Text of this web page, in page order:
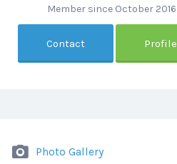
Member since October 2016
Contact Profile
Photo Gallery